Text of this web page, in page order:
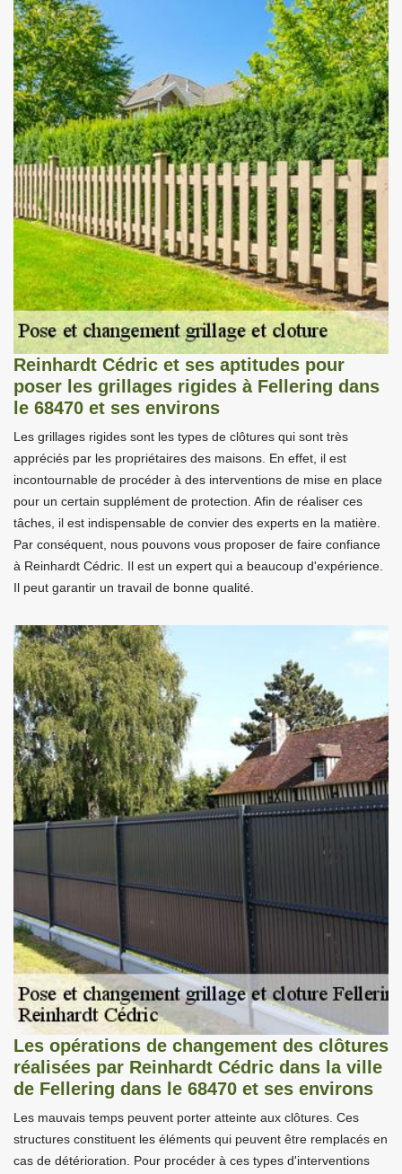
Reinhardt Cédric et ses aptitudes pour
poser les grillages rigides à Fellering dans
le 68470 et ses environs
Les grillages rigides sont les types de clôtures qui sont très
appréciés par les propriétaires des maisons. En effet, il est
incontournable de procéder à des interventions de mise en place
pour un certain supplément de protection. Afin de réaliser ces
tâches, il est indispensable de convier des experts en la matière.
Par conséquent, nous pouvons vous proposer de faire confiance
à Reinhardt Cédric. Il est un expert qui a beaucoup d'expérience.
Il peut garantir un travail de bonne qualité.
Les opérations de changement des clôtures
réalisées par Reinhardt Cédric dans la ville
de Fellering dans le 68470 et ses environs
Les mauvais temps peuvent porter atteinte aux clôtures. Ces
structures constituent les éléments qui peuvent être remplacés en
cas de détérioration. Pour procéder à ces types d'interventions